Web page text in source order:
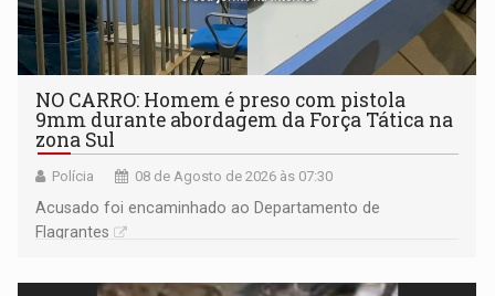
NO CARRO: Homem é preso com pistola
9mm durante abordagem da Força Tática na
zona Sul
Polícia 08 de Agosto de 2026 às 07:30
Acusado foi encaminhado ao Departamento de
Flagrantes